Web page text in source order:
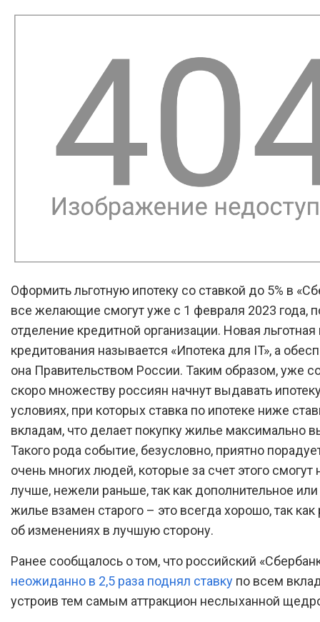
Оформить льготную ипотеку со ставкой до 5% в
все желающие смогут уже с 1 февраля 2023 года,
отделение кредитной организации. Новая
кредитования называется «Ипотека для IT», а
она Правительством России. Таким образом, уже
скоро множеству россиян начнут выдавать
условиях, при которых ставка по ипотеке ниже
вкладам, что делает покупку жилье максимально
Такого рода событие, безусловно, приятно
очень многих людей, которые за счет этого смогут
лучше, нежели раньше, так как дополнительное
жилье взамен старого – это всегда хорошо, так как
об изменениях в лучшую сторону.
Ранее сообщалось о том, что российский
неожиданно в 2,5 раза поднял ставку по всем
устроив тем самым аттракцион неслыханной